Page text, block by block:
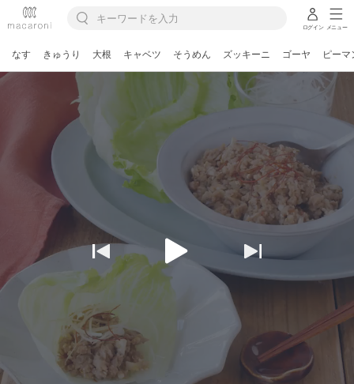
ログイン メニュー
なす きゅうり 大根 キャベツ そうめん ズッキーニ ゴーヤ ピーマ